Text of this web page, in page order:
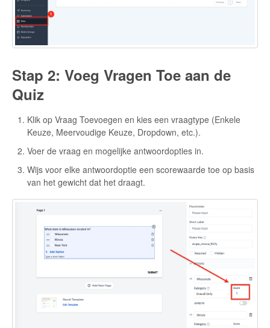
Stap 2: Voeg Vragen Toe aan de
Quiz
Klik op Vraag Toevoegen en kies een vraagtype (Enkele
Keuze, Meervoudige Keuze, Dropdown, etc.).
Voer de vraag en mogelijke antwoordopties in.
Wijs voor elke antwoordoptie een scorewaarde toe op basis
van het gewicht dat het draagt.